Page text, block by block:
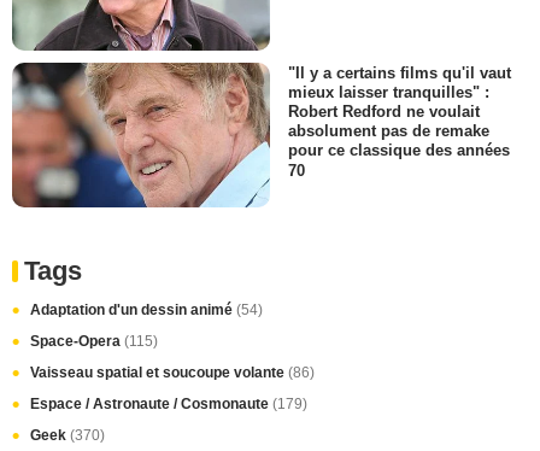
"Il y a certains films qu'il vaut
mieux laisser tranquilles" :
Robert Redford ne voulait
absolument pas de remake
pour ce classique des années
70
Tags
Adaptation d'un dessin animé (54)
Space-Opera (115)
Vaisseau spatial et soucoupe volante (86)
Espace / Astronaute / Cosmonaute (179)
Geek (370)